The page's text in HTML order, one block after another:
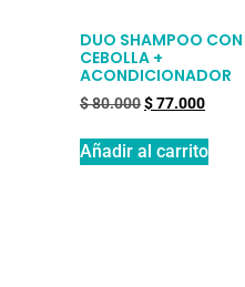
DUO SHAMPOO CON
CEBOLLA +
ACONDICIONADOR
$80.000$77.000
Añadir al carrito